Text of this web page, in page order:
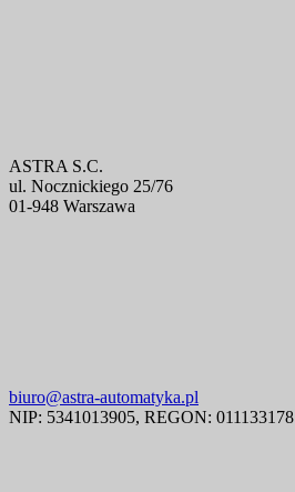
ASTRA S.C.
ul. Nocznickiego 25/76
01-948 Warszawa
biuro@astra-automatyka.pl
NIP: 5341013905, REGON: 011133178